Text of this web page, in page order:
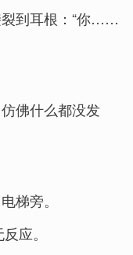
裂到耳根：“你……
佛什么都没发
梯旁。
应。